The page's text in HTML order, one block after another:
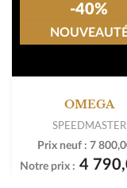
OMEGA
SPEEDMASTER
Prix neuf : 7
Notre prix : 4
-40%